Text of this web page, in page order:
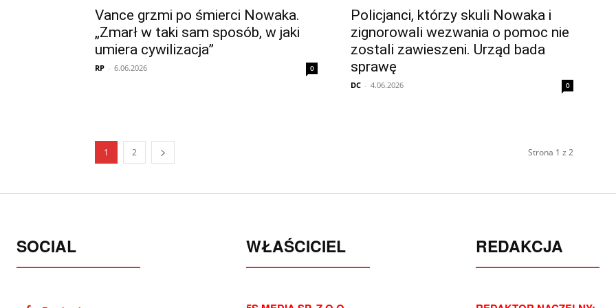
Vance grzmi po śmierci Nowaka.
„Zmarł w taki sam sposób, w jaki
umiera cywilizacja”
RP - 6.06.2026 0
Policjanci, którzy skuli Nowaka i
zignorowali wezwania o pomoc nie
zostali zawieszeni. Urząd bada
sprawę
DC - 4.06.2026 0
1 2 Strona 1 z 2
SOCIAL WŁAŚCICIEL REDAKCJA